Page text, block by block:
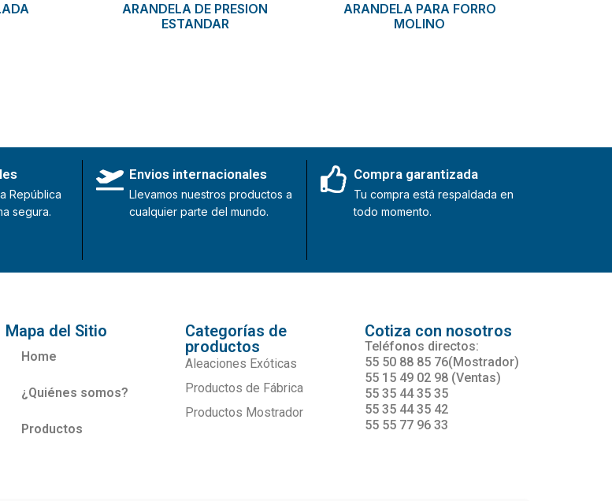
ARANDELA DE PRESION
ESTANDAR
ARANDELA PARA FORRO
MOLINO
República
segura.
Envios internacionales
Llevamos nuestros productos a
cualquier parte del mundo.
Compra garantizada
Tu compra está respaldada en
todo momento.
Mapa del Sitio
Home
¿Quiénes somos?
Productos
Categorías de
productos
Aleaciones Exóticas
Productos de Fábrica
Productos Mostrador
Cotiza con nosotros
Teléfonos directos:
55 50 88 85 76(Mostrador)
55 15 49 02 98 (Ventas)
55 35 44 35 35
55 35 44 35 42
55 55 77 96 33